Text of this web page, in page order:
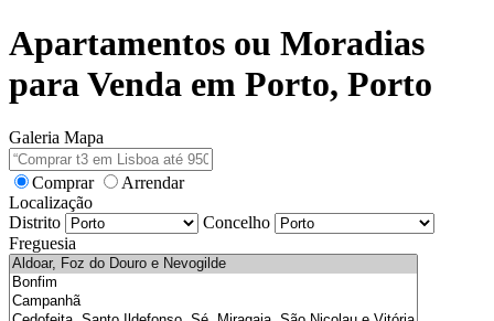
Apartamentos ou Moradias
para Venda em Porto, Porto
Galeria Mapa
Comprar
Arrendar
Localização
Distrito
Concelho
Freguesia